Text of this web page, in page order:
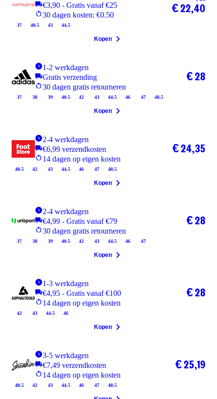
€3,90 - Gratis vanaf €25
30 dagen kosten: €0.50
37 40.5 43 44.5
€ 22,40
Kopen
1-2 werkdagen
Gratis verzending
30 dagen gratis retourneren
37 38 39 40.5 42 43 44.5 46 47 48.5
€ 28
Kopen
2-4 werkdagen
€6,99 verzendkosten
14 dagen op eigen kosten
40.5 42 43 44.5 46 47 48.5
€ 24,35
Kopen
2-4 werkdagen
€4,99 - Gratis vanaf €79
30 dagen gratis retourneren
37 38 39 40.5 42 43 44.5 46 47
€ 28
Kopen
1-3 werkdagen
€4,95 - Gratis vanaf €100
14 dagen op eigen kosten
42 43 44.5 46
€ 28
Kopen
3-5 werkdagen
€7,49 verzendkosten
14 dagen op eigen kosten
40.5 42 43 44.5 46 47 48.5
€ 25,19